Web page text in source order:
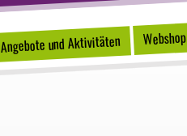
Angebote und Aktivitäten Webshop